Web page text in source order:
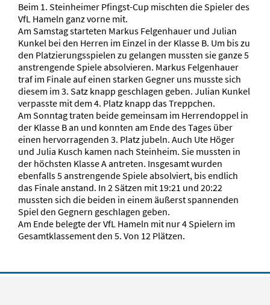
Beim 1. Steinheimer Pfingst-Cup mischten die Spieler des
VfL Hameln ganz vorne mit.
Am Samstag starteten Markus Felgenhauer und Julian
Kunkel bei den Herren im Einzel in der Klasse B. Um bis zu
den Platzierungsspielen zu gelangen mussten sie ganze 5
anstrengende Spiele absolvieren. Markus Felgenhauer
traf im Finale auf einen starken Gegner uns musste sich
diesem im 3. Satz knapp geschlagen geben. Julian Kunkel
verpasste mit dem 4. Platz knapp das Treppchen.
Am Sonntag traten beide gemeinsam im Herrendoppel in
der Klasse B an und konnten am Ende des Tages über
einen hervorragenden 3. Platz jubeln. Auch Ute Höger
und Julia Kusch kamen nach Steinheim. Sie mussten in
der höchsten Klasse A antreten. Insgesamt wurden
ebenfalls 5 anstrengende Spiele absolviert, bis endlich
das Finale anstand. In 2 Sätzen mit 19:21 und 20:22
mussten sich die beiden in einem äußerst spannenden
Spiel den Gegnern geschlagen geben.
Am Ende belegte der VfL Hameln mit nur 4 Spielern im
Gesamtklassement den 5. Von 12 Plätzen.